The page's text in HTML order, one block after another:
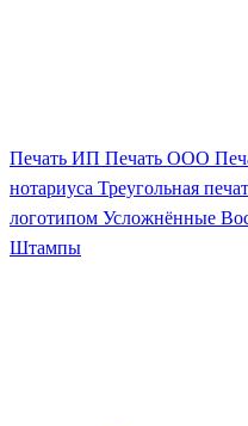
Печать ИП Печать ООО
нотариуса Треугольная
логотипом Усложнённые
Штампы